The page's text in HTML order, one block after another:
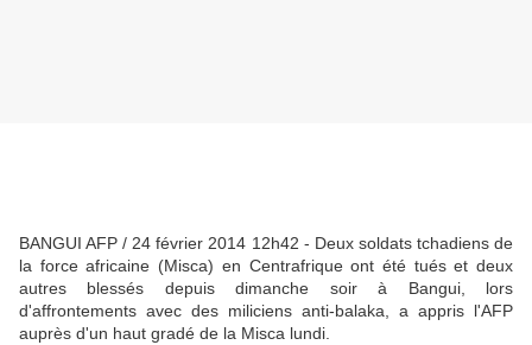
BANGUI AFP / 24 février 2014 12h42 - Deux soldats tchadiens de
la force africaine (Misca) en Centrafrique ont été tués et deux
autres blessés depuis dimanche soir à Bangui, lors
d'affrontements avec des miliciens anti-balaka, a appris l'AFP
auprès d'un haut gradé de la Misca lundi.